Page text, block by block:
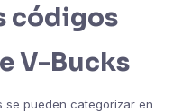
códigos
V-Bucks
se pueden categorizar en